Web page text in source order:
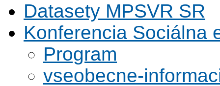
Datasety MPSVR SR
Konferencia Sociálna
Program
vseobecne-